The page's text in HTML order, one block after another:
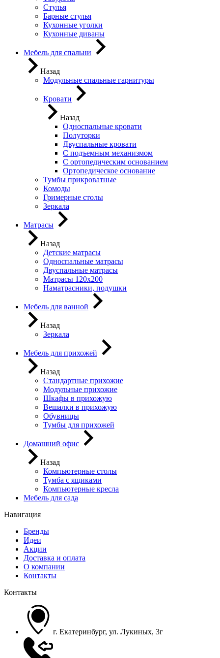
Стулья
Барные стулья
Кухонные уголки
Кухонные диваны
Мебель для спальни
Назад
Модульные спальные гарнитуры
Кровати
Назад
Односпальные кровати
Полуторки
Двуспальные кровати
С подъемным механизмом
С ортопедическим основанием
Ортопедическое основание
Тумбы прикроватные
Комоды
Гримерные столы
Зеркала
Матрасы
Назад
Детские матрасы
Односпальные матрасы
Двуспальные матрасы
Матрасы 120х200
Наматрасники, подушки
Мебель для ванной
Назад
Зеркала
Мебель для прихожей
Назад
Стандартные прихожие
Модульные прихожие
Шкафы в прихожую
Вешалки в прихожую
Обувницы
Тумбы для прихожей
Домашний офис
Назад
Компьютерные столы
Тумба с ящиками
Компьютерные кресла
Мебель для сада
Навигация
Бренды
Идеи
Акции
Доставка и оплата
О компании
Контакты
Контакты
г. Екатеринбург, ул. Лукиных, 3г